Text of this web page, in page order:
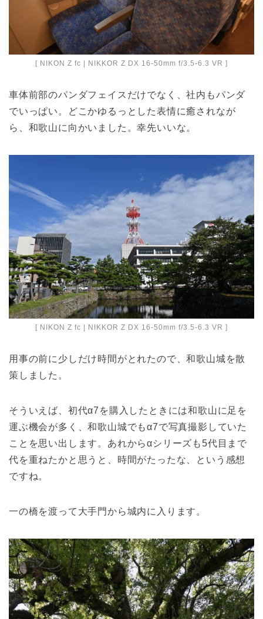
[ NIKON Z fc | NIKKOR Z DX 16-50mm f/3.5-6.3 VR ]
車体前部のパンダフェイスだけでなく、社内もパンダ
でいっぱい。どこかゆるっとした表情に癒されなが
ら、和歌山に向かいました。幸先いいな。
[ NIKON Z fc | NIKKOR Z DX 16-50mm f/3.5-6.3 VR ]
用事の前に少しだけ時間がとれたので、和歌山城を散
策しました。
そういえば、初代α7を購入したときには和歌山に足を
運ぶ機会が多く、和歌山城でもα7で写真撮影していた
ことを思い出します。あれからαシリーズも5代目まで
代を重ねたかと思うと、時間がたったな、という感想
ですね。
一の橋を渡って大手門から城内に入ります。